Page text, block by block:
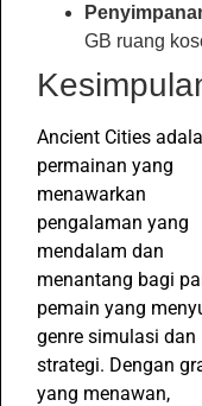
GB ruang
Ancient Cities
permainan yang
menawarkan
pengalaman yang
mendalam dan
menantang bagi
pemain yang
genre simulasi dan
strategi. Dengan
yang menawan,